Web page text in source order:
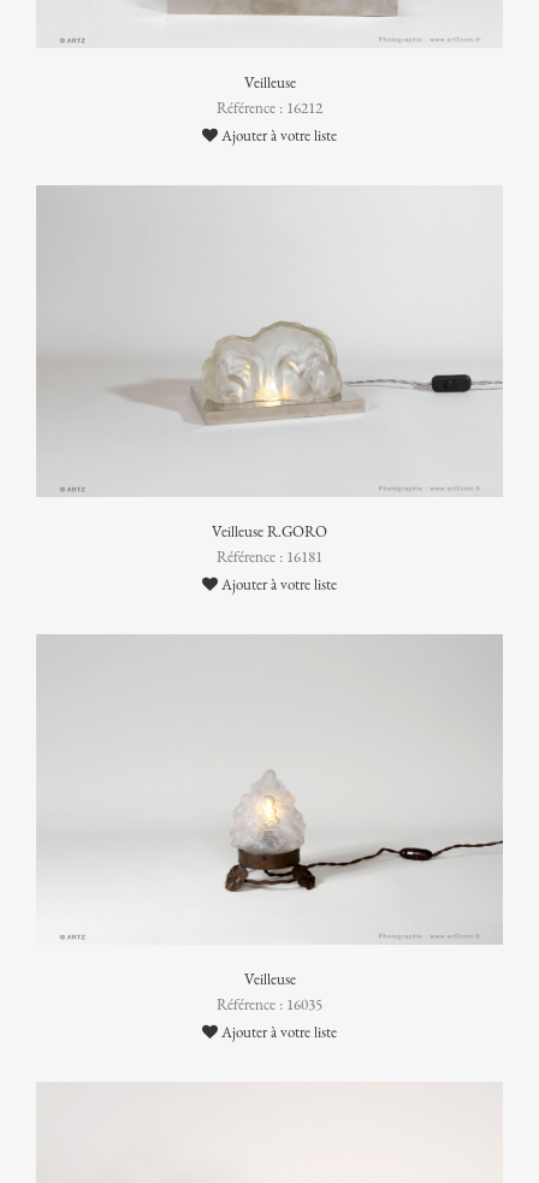
Veilleuse
Référence : 16212
Ajouter à votre liste
Veilleuse R.GORO
Référence : 16181
Ajouter à votre liste
Veilleuse
Référence : 16035
Ajouter à votre liste